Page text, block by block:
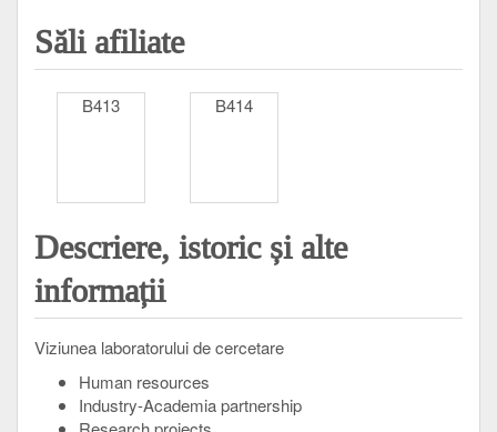
Săli afiliate
B413 B414
Descriere, istoric și alte
informații
Viziunea laboratorului de cercetare
Human resources
Industry-Academia partnership